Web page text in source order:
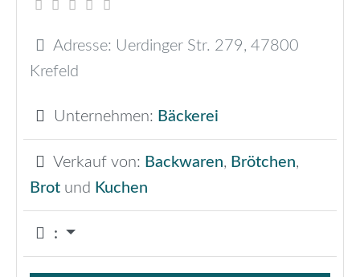
Adresse: Uerdinger Str. 279, 47800
Krefeld
Unternehmen: Bäckerei
Verkauf von: Backwaren, Brötchen,
Brot und Kuchen
: